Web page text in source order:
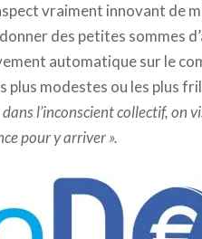
vraiment innovant de
des petites sommes
automatique sur le
modestes ou les plus
dans l’inconscient collectif, on
pour y arriver ».